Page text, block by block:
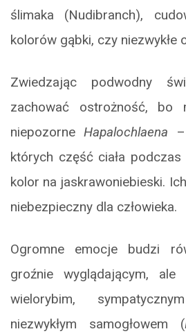
ślimaka (Nudibranch),
kolorów gąbki, czy niezwykłe
Zwiedzając podwodny
zachować ostrożność, bo
niepozorneHapalochlaena
których część ciała podczas
kolor na jaskrawoniebieski.
niebezpieczny dla człowieka.
Ogromne emocje budzi
groźnie wyglądającym, ale
wielorybim,
niezwykłym samogłowem (